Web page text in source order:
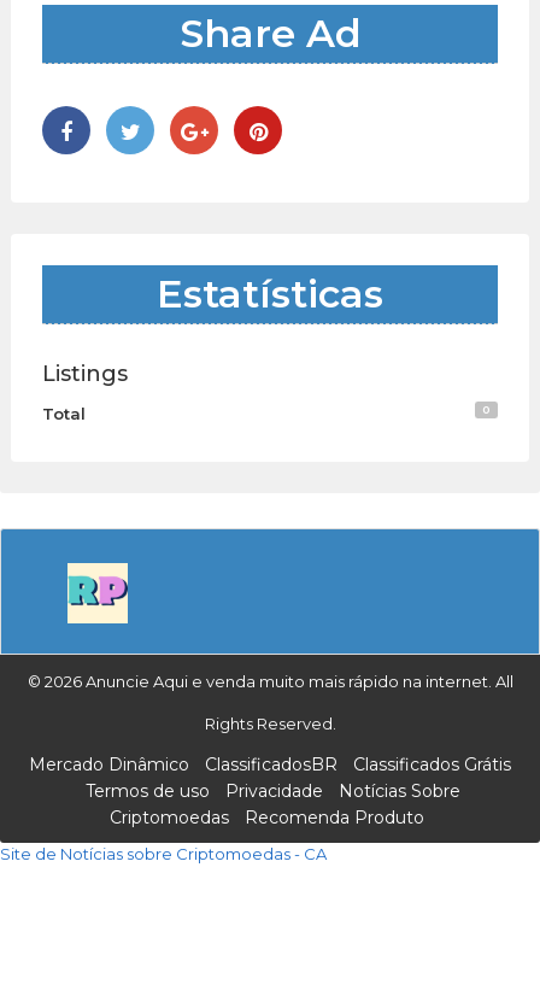
Share Ad
Estatísticas
Listings
Total 0
© 2026 Anuncie Aqui e venda muito mais rápido na internet. All
Rights Reserved.
Mercado Dinâmico ClassificadosBR
Classificados Grátis
Termos de uso
Privacidade
Notícias Sobre
Criptomoedas
Recomenda Produto
Site de Notícias sobre Criptomoedas - CA